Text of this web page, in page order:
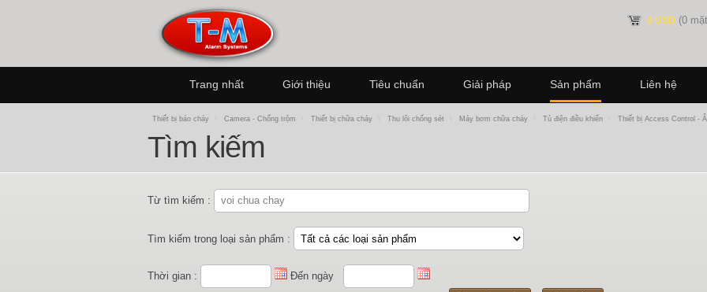
0 USD (0
Trang nhất Giới thiệu Tiêu chuẩn Giải pháp Sản phẩm Liên hệ
Thiết bị báo cháy Camera - Chống trộm Thiết bị chữa cháy Thu lôi chống sét Máy bơm chữa cháy Tủ điện điều khiển Thiết bị Access Control -
Tìm kiếm
Từ tìm kiếm :
Tìm kiếm trong loại sản phẩm :
Thời gian :
Đến ngày